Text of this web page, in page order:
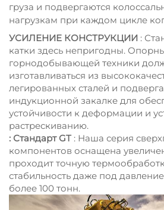
груза и подвергаются
нагрузкам при каждом цикле
УСИЛЕНИЕ КОНСТРУКЦИИ :
катки здесь непригодны.
горнодобывающей техники
изготавливаться из
легированных сталей и
индукционной закалке для
устойчивости к деформации и
растрескиванию.
: Стандарт GT : Наша серия
компонентов оснащена
проходит точную
стабильность даже под
более 100 тонн.